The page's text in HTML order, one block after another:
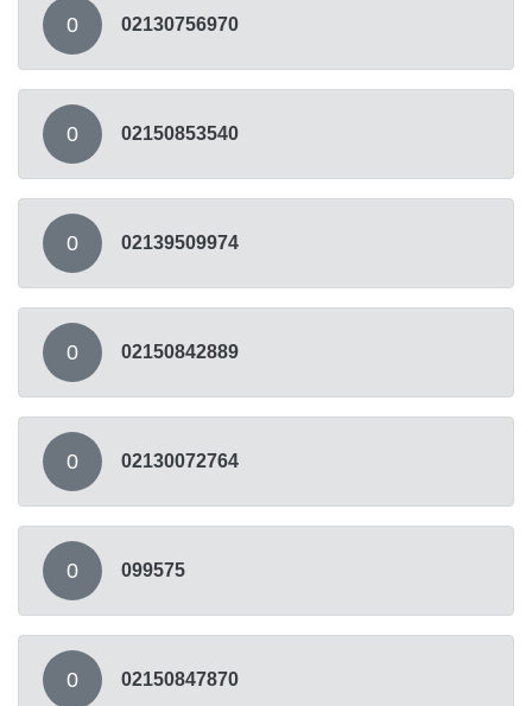
0 02130756970
0 02150853540
0 02139509974
0 02150842889
0 02130072764
0 099575
0 02150847870